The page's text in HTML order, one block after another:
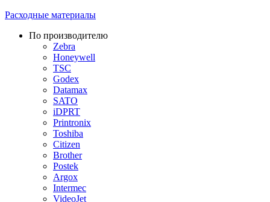
Расходные материалы
По производителю
Zebra
Honeywell
TSC
Godex
Datamax
SATO
iDPRT
Printronix
Toshiba
Citizen
Brother
Postek
Argox
Intermec
VideoJet